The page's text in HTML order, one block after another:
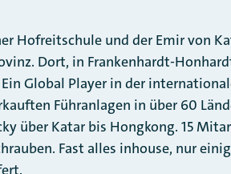
Hofreitschule und der Emir von
Dort, in Frankenhardt-
Ein Global Player in der
Führanlagen in über 60
über Katar bis Hongkong. 15
Fast alles inhouse, nur